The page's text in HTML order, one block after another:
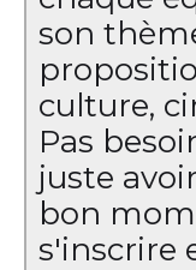
son
culture,
Pas
juste
bon
s'inscrire